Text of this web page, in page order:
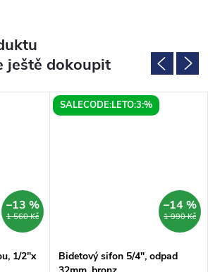
ještě dokoupit
1 560 Kč
–13 %
1/2"x
SALECODE:LETO:3:%
1 990 Kč
–14 %
Bidetový sifon 5/4", odpad